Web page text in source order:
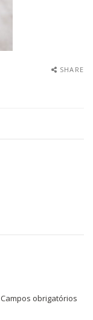
SHARE
Campos obrigatórios